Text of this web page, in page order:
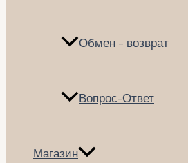
Обмен – возврат
Вопрос-Ответ
Магазин